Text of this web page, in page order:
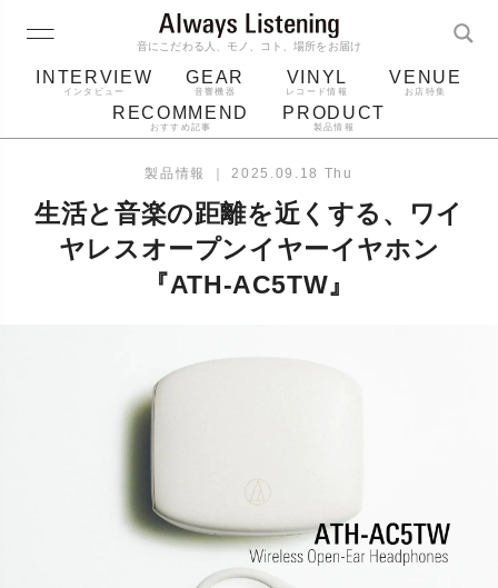
音にこだわる人、モノ、コト、場所をお届け
INTERVIEW
インタビュー
GEAR
音響機器
VINYL
レコード情報
VENUE
お店特集
RECOMMEND
おすすめ記事
PRODUCT
製品情報
ジャケット bluetooth
レコード針
製品情報 ｜ 2025.09.18 Thu
生活と音楽の距離を近くする、ワイ
ヤレスオープンイヤーイヤホン
『ATH-AC5TW』